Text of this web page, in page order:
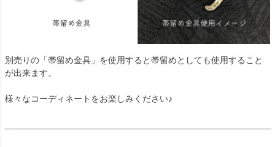
別売りの「帯留め金具」を使用すると帯留めとしても使用すること
が出来ます。
様々なコーディネートをお楽しみください♪